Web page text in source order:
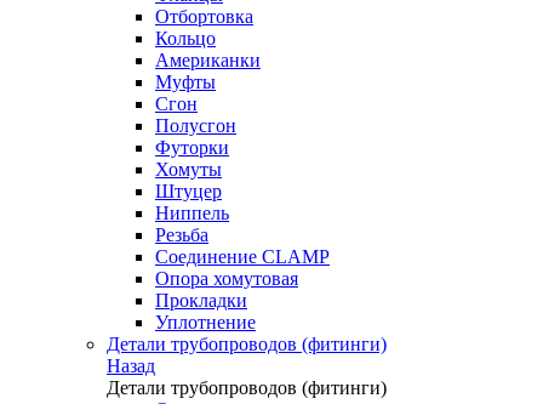
Отбортовка
Кольцо
Американки
Муфты
Сгон
Полусгон
Футорки
Хомуты
Штуцер
Ниппель
Резьба
Соединение CLAMP
Опора хомутовая
Прокладки
Уплотнение
Детали трубопроводов (фитинги)
Назад
Детали трубопроводов (фитинги)